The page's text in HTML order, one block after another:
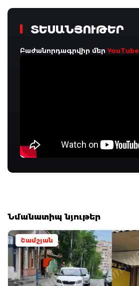
ՏԵՍԱՆՅՈՒԹԵՐ
Բաժանորդագրվիր մերYouTube
Նմանատիպ նյութեր
Շամշյան